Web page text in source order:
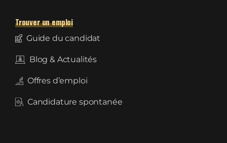
Trouver un emploi
Guide du candidat
Blog & Actualités
Offres d’emploi
Candidature spontanée